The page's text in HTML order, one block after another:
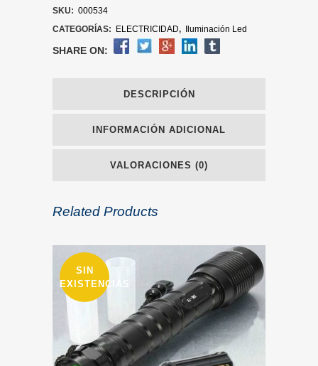
SKU: 000534
CATEGORÍAS:
ELECTRICIDAD, Iluminación Led
SHARE ON:
DESCRIPCIÓN
INFORMACIÓN ADICIONAL
VALORACIONES (0)
Related Products
SIN
EXISTENCIAS